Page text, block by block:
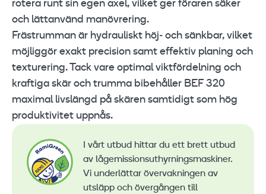
rotera runt sin egen axel, vilket ger föraren säker
och lättanvänd manövrering.
Frästrumman är hydrauliskt höj‑ och sänkbar, vilket
möjliggör exakt precision samt effektiv planing och
texturering. Tack vare optimal viktfördelning och
kraftiga skär och trumma bibehåller BEF 320
maximal livslängd på skären samtidigt som hög
produktivitet uppnås.
I vårt utbud hittar du ett brett utbud
av lågemissionsuthyrningsmaskiner.
Vi underlättar övervakningen av
utsläpp och övergången till